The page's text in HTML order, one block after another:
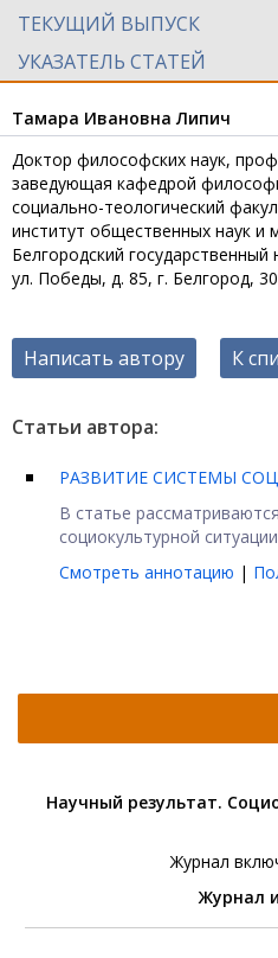
ТЕКУЩИЙ ВЫПУСК
УКАЗАТЕЛЬ СТАТЕЙ
Тамара Ивановна Липич
Доктор философских наук,
заведующая кафедрой
социально-теологический
институт общественных наук и
Белгородский
ул. Победы, д. 85, г. Белгород,
Написать автору К
Статьи автора:
РАЗВИТИЕ СИСТЕМЫ
В статье
социокультурной
Смотреть аннотацию |
Научный результат.
Журнал
Журнал